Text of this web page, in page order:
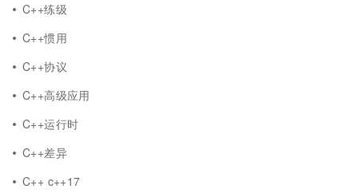
C++练级
C++惯用
C++协议
C++高级应用
C++运行时
C++差异
C++ c++17